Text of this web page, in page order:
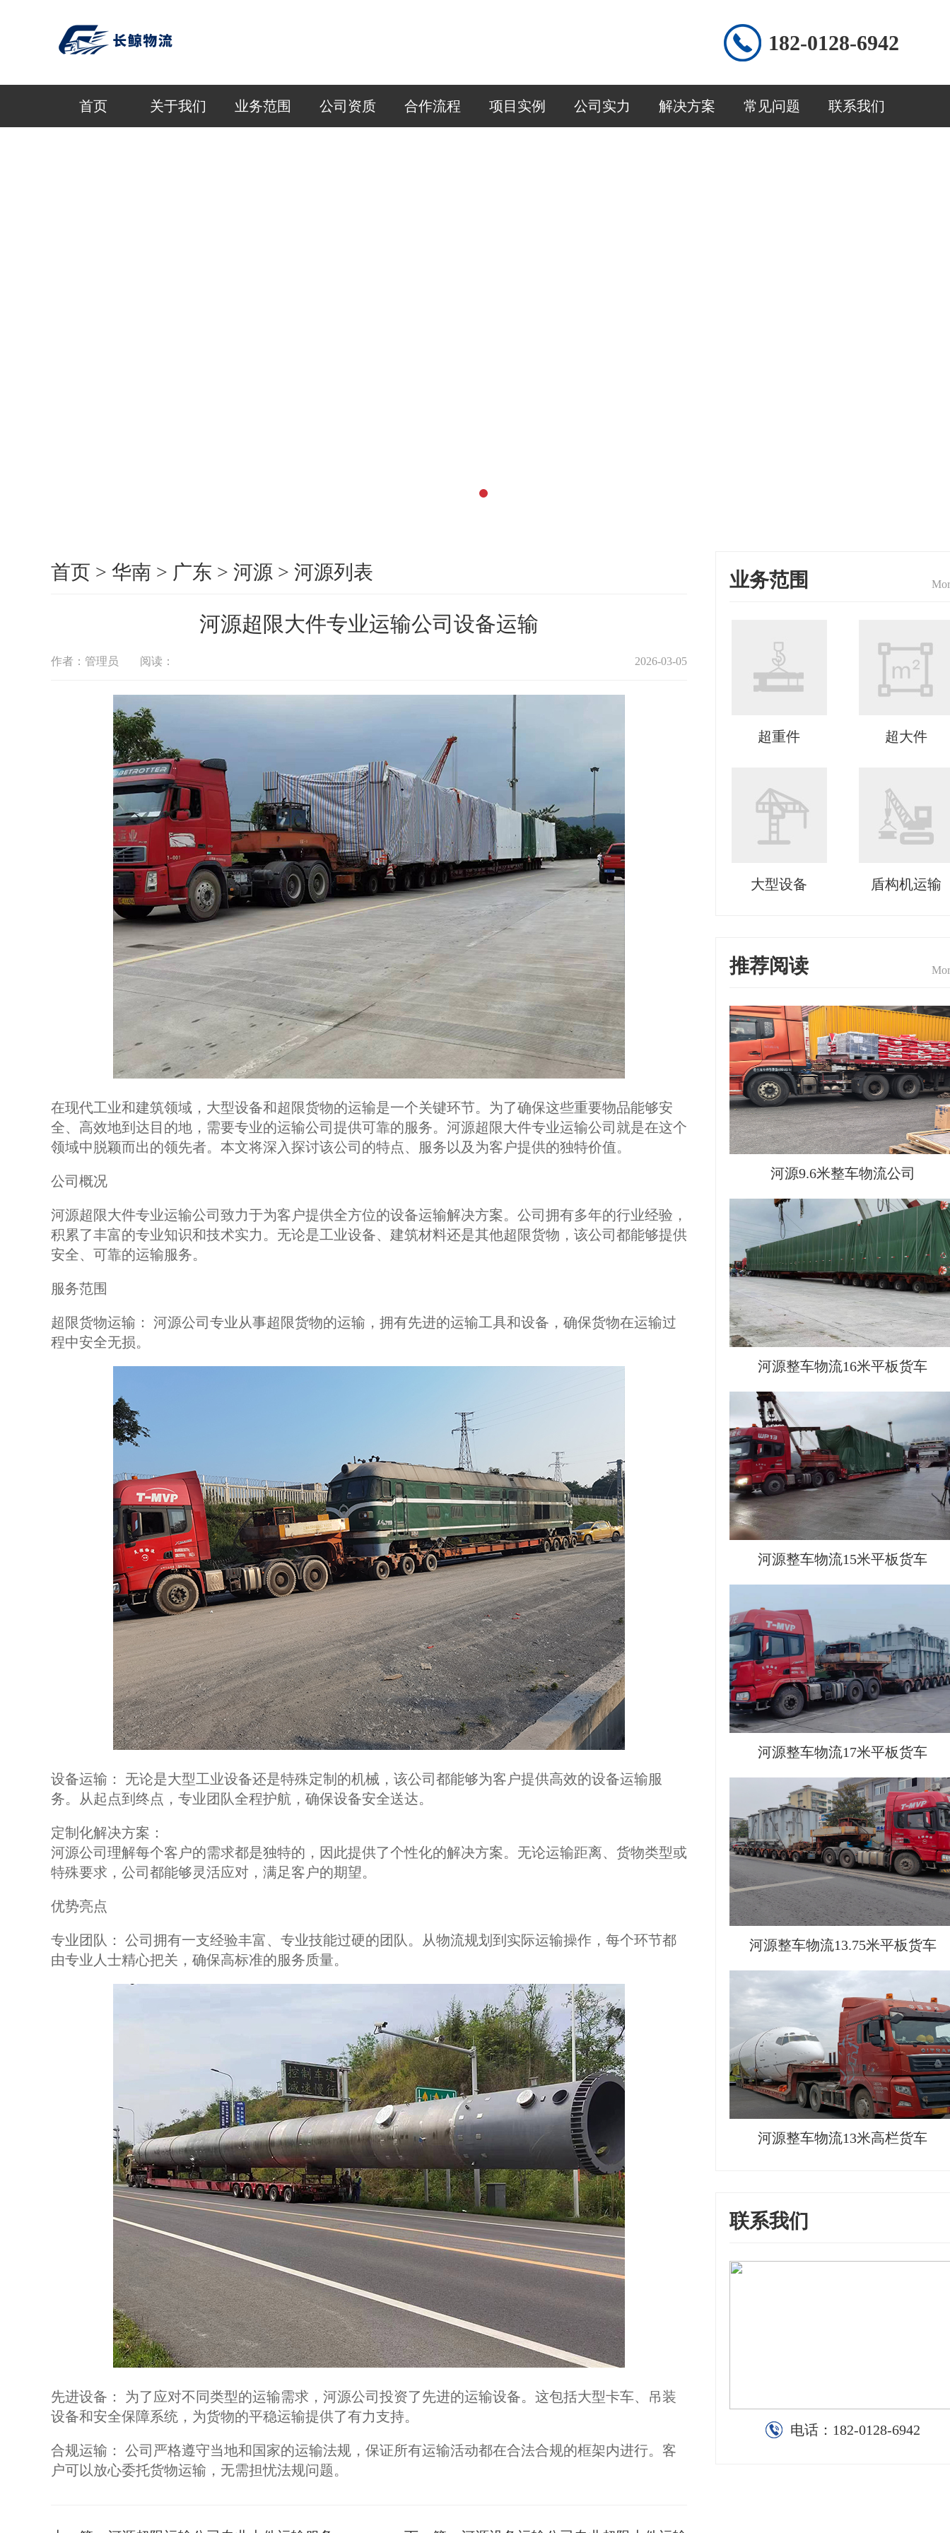
182-0128-6942
首页 关于我们 业务范围 公司资质 合作流程 项目实例 公司实力 解决方案 常见问题 联系我们
首页 > 华南 > 广东 > 河源 > 河源列表
河源超限大件专业运输公司设备运输
作者：管理员 阅读： 2026-03-05
在现代工业和建筑领域，大型设备和超限货物的运输是一个关键环节。为了确保这些重要物品能够安
全、高效地到达目的地，需要专业的运输公司提供可靠的服务。河源超限大件专业运输公司就是在这个
领域中脱颖而出的领先者。本文将深入探讨该公司的特点、服务以及为客户提供的独特价值。
公司概况
河源超限大件专业运输公司致力于为客户提供全方位的设备运输解决方案。公司拥有多年的行业经验，
积累了丰富的专业知识和技术实力。无论是工业设备、建筑材料还是其他超限货物，该公司都能够提供
安全、可靠的运输服务。
服务范围
超限货物运输： 河源公司专业从事超限货物的运输，拥有先进的运输工具和设备，确保货物在运输过
程中安全无损。
设备运输： 无论是大型工业设备还是特殊定制的机械，该公司都能够为客户提供高效的设备运输服
务。从起点到终点，专业团队全程护航，确保设备安全送达。
定制化解决方案：
河源公司理解每个客户的需求都是独特的，因此提供了个性化的解决方案。无论运输距离、货物类型或
特殊要求，公司都能够灵活应对，满足客户的期望。
优势亮点
专业团队： 公司拥有一支经验丰富、专业技能过硬的团队。从物流规划到实际运输操作，每个环节都
由专业人士精心把关，确保高标准的服务质量。
先进设备： 为了应对不同类型的运输需求，河源公司投资了先进的运输设备。这包括大型卡车、吊装
设备和安全保障系统，为货物的平稳运输提供了有力支持。
合规运输： 公司严格遵守当地和国家的运输法规，保证所有运输活动都在合法合规的框架内进行。客
户可以放心委托货物运输，无需担忧法规问题。
业务范围
超重件 超大件
大型设备 盾构机运输
推荐阅读
河源9.6米整车物流公司
河源整车物流16米平板货车
河源整车物流15米平板货车
河源整车物流17米平板货车
河源整车物流13.75米平板货车
河源整车物流13米高栏货车
联系我们
电话： 182-0128-6942